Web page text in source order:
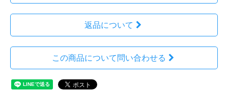
返品について
この商品について問い合わせる